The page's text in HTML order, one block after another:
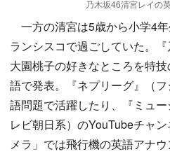
乃木坂46清宮レイの
一方の清宮は5歳から小学4
ランシスコで過ごしていた。
大園桃子の好きなところを特
語で発表。『ネプリーグ』（
語問題で活躍したり、『ミュ
レビ朝日系）のYouTubeチャ
メラ」では飛行機の英語アナ